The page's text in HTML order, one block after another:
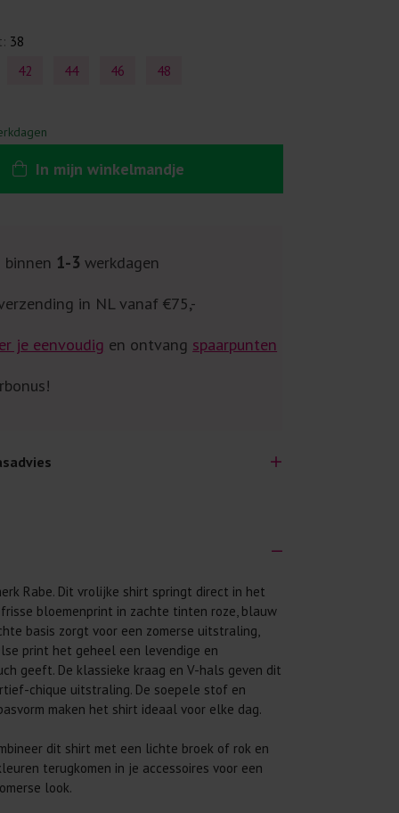
38
42 44 46
48
In mijn winkelmandje
binnen 1-3werkdagen
in NL vanaf €75,-
je eenvoudig en ontvang spaarpunten
lang plezier hebben van je nieuwe kleding.
wij een aantal algemene was-tips:
even het was-etiket.
buiten. Dat beschermt de
met wasmiddel. Per kledingstuk is een drupje
mogelijk. Op 20 of 30 graden wassen is vaak
Rabe. Dit vrolijke shirt springt direct in het
bloemenprint in zachte tinten roze, blauw
basis zorgt voor een zomerse uitstraling,
print het geheel een levendige en
geeft. De klassieke kraag en V-hals geven dit
chique uitstraling. De soepele stof en
maken het shirt ideaal voor elke dag.
dit shirt met een lichte broek of rok en
terugkomen in je accessoires voor een
look.